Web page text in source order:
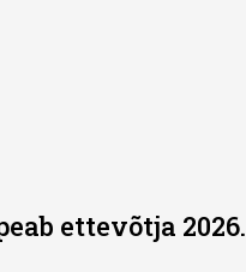
ettevõtja